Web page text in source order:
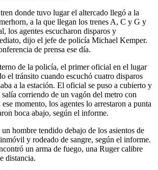
donde tuvo lugar el altercado llegó a la
a la que llegan los trenes A, C y G y
los agentes escucharon disparos y
dijo el jefe de policía Michael Kemper.
de prensa ese día.
de la policía, el primer oficial en el lugar
el tránsito cuando escuchó cuatro disparos
a la estación. El oficial se puso a cubierto y
corriendo de un vagón del metro con
momento, los agentes lo arrestaron a punta
boca abajo, según el informe.
hombre tendido debajo de los asientos de
y rodeado de sangre, según el informe.
un arma de fuego, una Ruger calibre
distancia.